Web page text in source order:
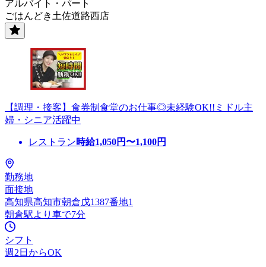
アルバイト・パート
ごはんどき土佐道路西店
【調理・接客】食券制食堂のお仕事◎未経験OK!!ミドル主
婦・シニア活躍中
レストラン時給1,050円〜1,100円
勤務地
面接地
高知県高知市朝倉戊1387番地1
朝倉駅より車で7分
シフト
週2日からOK